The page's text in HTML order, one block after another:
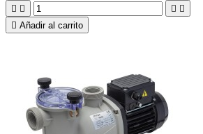
   
 Añadir al carrito